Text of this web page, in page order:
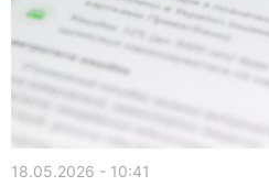
18.05.2026 - 10:41